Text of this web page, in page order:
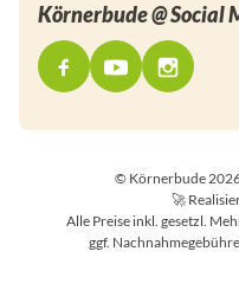
Körnerbude @ Social
© Körnerbude
🚀
Alle Preise inkl. gesetzl.
ggf.